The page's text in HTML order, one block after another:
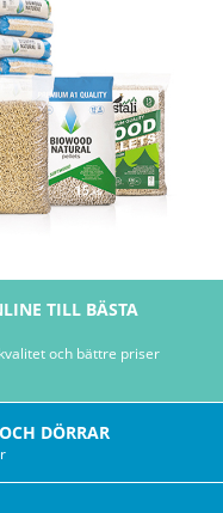
TILL BÄSTA
och bättre priser
DÖRRAR